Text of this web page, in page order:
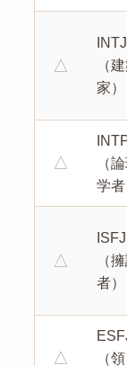
△
INTJ
（
家）
△
（
学者
△
ISFJ
（
者）
△
（領